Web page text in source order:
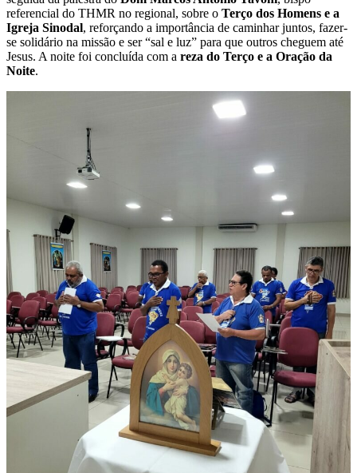
referencial do THMR no regional, sobre o Terço dos Homens e a
Igreja Sinodal, reforçando a importância de caminhar juntos, fazer-
se solidário na missão e ser “sal e luz” para que outros cheguem até
Jesus. A noite foi concluída com a reza do Terço e a Oração da
Noite.